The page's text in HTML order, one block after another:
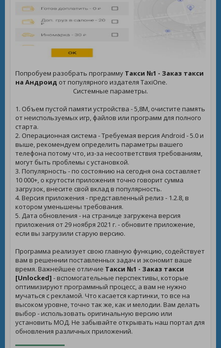
Попробуем разобрать программу Такси №1 - Заказ такси
на Андроид от популярного издателя TaxiOne.
Системные параметры.
1. Объем пустой памяти устройства - 5,8M, очистите память
от неиспользуемых игр, файлов или программ для полного
старта.
2. Операционная система - Требуемая версия Android - 5.0 и
выше, рекомендуем определить параметры вашего
телефона потому что, из-за несоответствия требованиям,
могут быть проблемы с установкой.
3. Популярность - по состоянию на сегодня она составляет
10 000+, о крутости приложения точно говорит сумма
загрузок, внесите свой вклад в популярность.
4. Версия приложения - представленный релиз - 1.2.8, в
котором уменьшены требования.
5. Дата обновления - на странице загружена версия
приложения от 29 ноября 2021 г. - обновите приложение,
если вы загрузили старую версию.
Программа реализует свою главную функцию, содействует
вам в решеннии поставленных задач и экономит ваше
время. Важнейшее отличие Такси №1 - Заказ такси
[Unlocked] - вспомогательные перспективы, которые
оптимизируют программный процесс, а вам не нужно
мучаться с рекламой. Что касается картинки, то все на
высоком уровне, точно так же, как и мелодии. Вам делать
выбор - использовать оригинальную версию или
установить МОД. Не забывайте открывать наш портал для
обновления различных приложений.